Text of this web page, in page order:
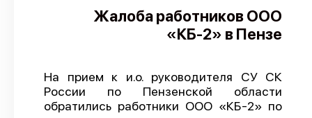
Поиск
Новости
Трудовые конфликты
Отчеты
Жалоба работников ООО
«КБ-2» в Пензе
На прием к и.о. руководителя СУ СК
России по Пензенской области
обратились работники ООО «КБ-2» по